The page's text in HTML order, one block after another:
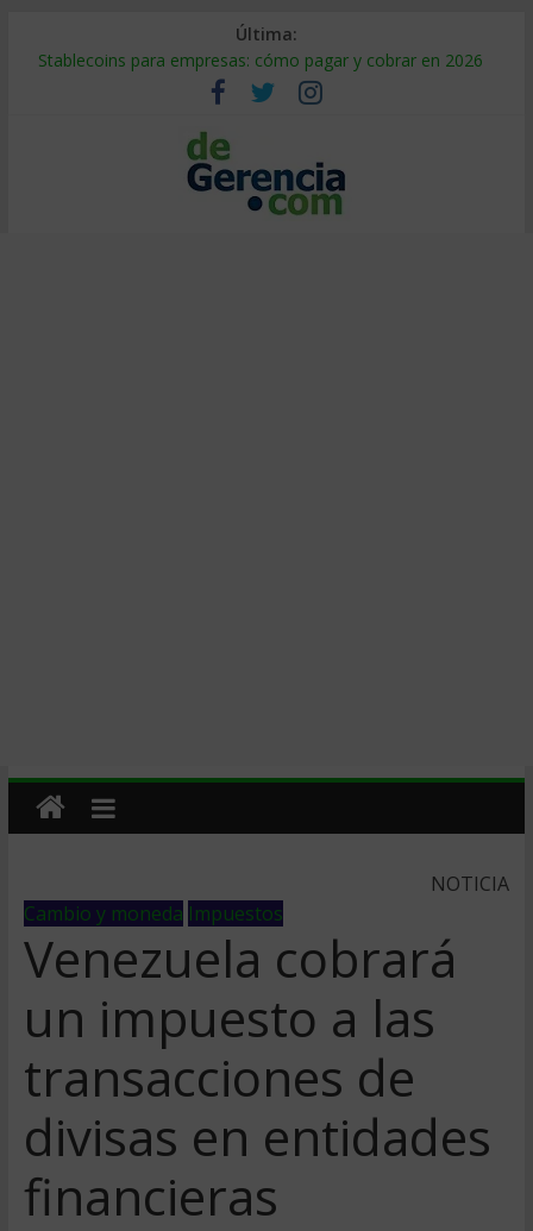
Última:
Stablecoins para empresas: cómo pagar y cobrar en 2026
Despido silencioso: qué es y por qué sale tan caro
IA en selección de personal: cómo auditarla a tiempo
Trabajo forzoso en la cadena de suministro: qué hacer
Mercado hispano de EE. UU.: cómo segmentarlo y venderle
NOTICIA
Cambio y moneda Impuestos
Venezuela cobrará
un impuesto a las
transacciones de
divisas en entidades
financieras